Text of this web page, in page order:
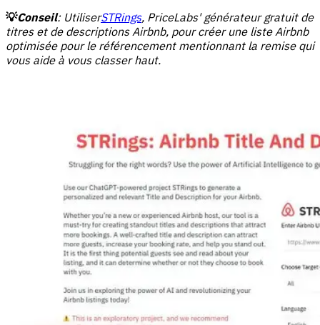
💡Conseil: UtiliserSTRings, PriceLabs' générateur gratuit de
titres et de descriptions Airbnb, pour créer une liste Airbnb
optimisée pour le référencement mentionnant la remise qui
vous aide à vous classer haut.